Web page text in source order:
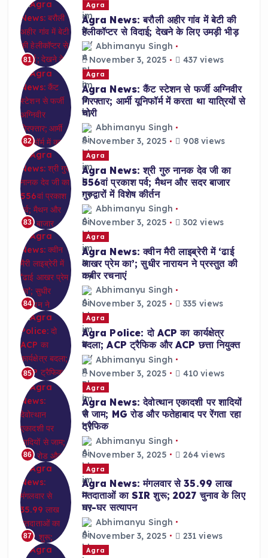
81
Agra
Agra News: बरौली अहीर गांव में बेटी की
हेलीकॉप्टर से विदाई; देखने के लिए उमड़ी भीड़
Abhimanyu Singh
November 3, 2025
437 views
82
Agra
Agra News: कैंट स्टेशन से फर्जी अग्निवीर
गिरफ्तार; आर्मी यूनिफॉर्म में करता था यात्रियों से
चोरी
Abhimanyu Singh
November 3, 2025
908 views
83
Agra
Agra News: श्री गुरु नानक देव जी का
556वां प्रकाश पर्व; मैथन और सदर बाजार
गुरुद्वारों में विशेष कीर्तन
Abhimanyu Singh
November 3, 2025
302 views
84
Agra
Agra News: क्वीन मैरी लाइब्रेरी में ‘ढाई
आखर प्रेम का’; सुधीर नारायन ने प्रस्तुत की
कबीर रचनाएं
Abhimanyu Singh
November 3, 2025
335 views
85
Agra
Agra Police: दो ACP का कार्यक्षेत्र
बदला; ACP ट्रैफिक और ACP छत्ता नियुक्त
Abhimanyu Singh
November 3, 2025
410 views
86
Agra
Agra News: देवोत्थान एकादशी पर शादियों
से जाम; MG रोड और फतेहाबाद पर रेंगता रहा
ट्रैफिक
Abhimanyu Singh
November 3, 2025
264 views
87
Agra
Agra News: मंगलवार से 35.99 लाख
मतदाताओं का SIR शुरू; 2027 चुनाव के लिए
घर-घर सत्यापन
Abhimanyu Singh
November 3, 2025
231 views
Agra